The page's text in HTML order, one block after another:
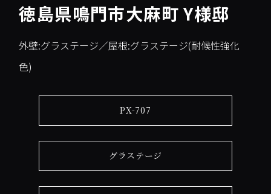
徳島県鳴門市大麻町 Y様邸
外壁:グラステージ／屋根:グラステージ(耐候性強化
色)
PX-707
グラステージ